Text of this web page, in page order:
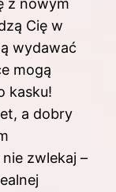
z nowym
Cię w
wydawać
mogą
kasku!
a dobry
zwlekaj –